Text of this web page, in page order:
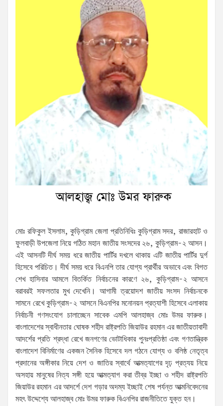
মোঃ রফিকুল ইসলাম, কুড়িগ্রাম জেলা প্রতিনিধিঃ কুড়িগ্রাম সদর, রাজারহাট ও
ফুলবাড়ী উপজেলা নিয়ে গঠিত মহান জাতীয় সংসদের ২৬, কুড়িগ্রাম-২ আসন।
এই আসনটি দীর্ঘ সময় ধরে জাতীয় পার্টির দখলে থাকায় এটি জাতীয় পার্টির দুর্গ
হিসেবে পরিচিত। দীর্ঘ সময় ধরে বিএনপি তার যোগ্য প্রার্থীর অভাবে এবং বিগত
শেখ হাসিনার আমলে বিতর্কিত নির্বাচনের কারণে ২৬, কুড়িগ্রাম-২ আসনে
বরাবরই সফলতার মুখ দেখেনি। আগামী ত্রয়োদশ জাতীয় সংসদ নির্বাচনকে
সামনে রেখে কুড়িগ্রাম-২ আসনে বিএনপির মনোনয়ন প্রত্যাশী হিসেবে এলাকায়
নির্বাচনী গণসংযোগ চালাচ্ছেন সাবেক এমপি আলহাজ্ব মোঃ উমর ফারুক।
বাংলাদেশের স্বাধীনতার ঘোষক শহীদ রাষ্ট্রপতি জিয়াউর রহমান এর জাতীয়তাবাদী
আদর্শের প্রতি শ্রদ্ধা রেখে জনগণের ভোটাধিকার পুনঃপ্রতিষ্ঠা এবং গণতান্ত্রিক
বাংলাদেশ বিনির্মাণের একজন সৈনিক হিসেবে দল গঠনে যোগ্য ও বলিষ্ঠ নেতৃত্ব
প্রদানের অঙ্গীকার নিয়ে দেশ ও জাতির স্বার্থে আত্মত্যাগের দৃঢ় প্রত্যয় নিয়ে
অসহায় মানুষের নিত্য সঙ্গী হয়ে আত্মত্যাগ করা তীব্র ইচ্ছা ও শহীদ রাষ্ট্রপতি
জিয়াউর রহমান এর আদর্শে দেশ গড়ার অদম্য ইচ্ছাই শেষ পর্যন্ত আত্মনিবেদনের
মহৎ উদ্দেশ্যে আলহাজ্ব মোঃ উমর ফারুক বিএনপির রাজনীতিতে যুক্ত হন।